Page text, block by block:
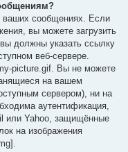
сообщениях. Если
вы можете загрузить
должны указать ссылку
веб-сервере.
picture.gif. Вы не можете
на вашем
сервером), ни на
аутентификация,
или Yahoo, защищённые
на изображения